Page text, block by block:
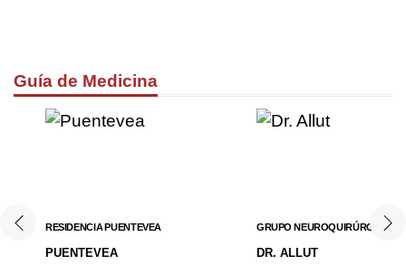
Guía de Medicina
RESIDENCIA PUENTEVEA
PUENTEVEA
GRUPO NEUROQUIRÚRGICO
DR. ALLUT